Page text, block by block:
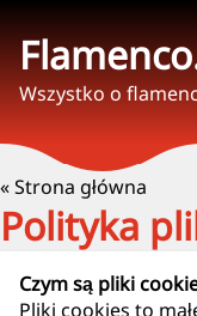
Wszystko o
« Strona główna
Polityka
Czym są pliki
Pliki cookies to